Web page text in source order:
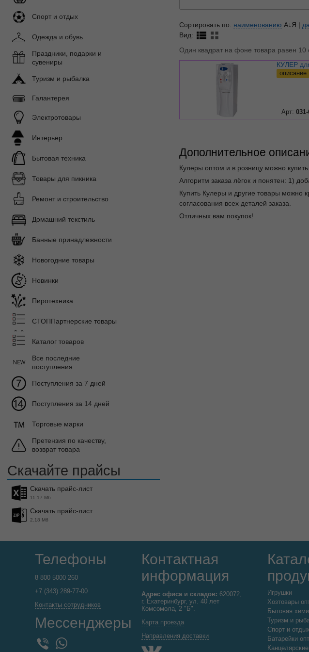
Сортировать по: наименованию А↓Я |
Вид:
Один квадрат на фоне товара равен 10
КУЛЕР
описание
Арт:
Дополнительное
Кулеры оптом и в розницу можно
Алгоритм заказа лёгок и понятен: 1)
Купить Кулеры и другие товары можно
согласования всех деталей заказа.
Отличных вам покупок!
Спорт и отдых
Одежда и обувь
Праздники, подарки и
сувениры
Туризм и рыбалка
Галантерея
Электротовары
Интерьер
Бытовая техника
Товары для пикника
Ремонт и строительство
Домашний текстиль
Банные принадлежности
Новогодние товары
Новинки
Пиротехника
СТОППартнерские товары
Каталог товаров
Все последние
поступления
Поступления за 7 дней
Поступления за 14 дней
Торговые марки
Претензия по качеству,
возврат товара
Скачайте прайсы
Скачать прайс-лист
11.17 Мб
Скачать прайс-лист
2.18 Мб
Телефоны
8 800 5000 260
+7 (343) 289-77-00
Контакты сотрудников
Мессенджеры
WhatsApp
Контактная
информация
Адрес офиса и складов: 620072,
г. Екатеринбург, ул. 40 лет
Комсомола, 2 "Б".
Карта проезда
Направления доставки
Игрушки
Хозтовары
Бытовая
Туризм и
Спорт и отдых
Батарейки